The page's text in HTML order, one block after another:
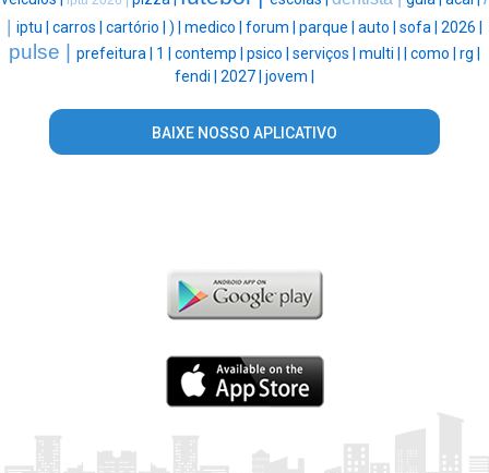
| iptu | carros | cartório | ) | medico | forum | parque | auto | sofa | 2026 |
pulse | prefeitura | 1 | contemp | psico | serviços | multi | como | rg |
fendi | 2027 | jovem |
BAIXE NOSSO APLICATIVO